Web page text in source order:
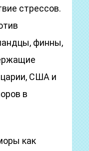
стрессов.
финны,
США и
в
как